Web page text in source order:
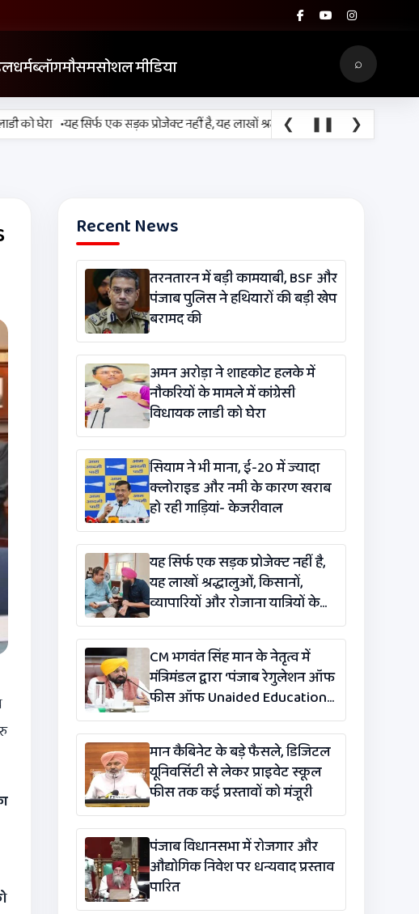
धर्मब्लॉगमौसमसोशल मीडिया ⌕
घेरा •यह सिर्फ एक सड़क प्रोजेक्ट नहीं है, यह लाखों श्रद्धालुओं, किसानों, व्यापारियों और
❮ ❚❚ ❯
Recent News
तरनतारन में बड़ी कामयाबी, BSF और
पंजाब पुलिस ने हथियारों की बड़ी खेप
बरामद की
अमन अरोड़ा ने शाहकोट हलके में
नौकरियों के मामले में कांग्रेसी
विधायक लाडी को घेरा
सियाम ने भी माना, ई-20 में ज्यादा
क्लोराइड और नमी के कारण खराब
हो रही गाड़ियां- केजरीवाल
यह सिर्फ एक सड़क प्रोजेक्ट नहीं है,
यह लाखों श्रद्धालुओं, किसानों,
व्यापारियों और रोजाना यात्रियों के
लिए एक लाइफलाइन है: कंग
CM भगवंत सिंह मान के नेतृत्व में
मंत्रिमंडल द्वारा ‘पंजाब रेगुलेशन ऑफ
फीस ऑफ Unaided Educational
Institutions (संशोधन)
विधेयक-2026’ पास
मान कैबिनेट के बड़े फैसले, डिजिटल
यूनिवर्सिटी से लेकर प्राइवेट स्कूल
फीस तक कई प्रस्तावों को मंजूरी
पंजाब विधानसभा में रोजगार और
औद्योगिक निवेश पर धन्यवाद प्रस्ताव
पारित